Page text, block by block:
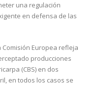
una regulación
en defensa de las
Europea refleja
producciones
(CBS) en dos
en todos los casos se